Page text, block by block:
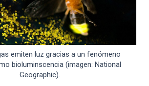
emiten luz gracias a un fenómeno
bioluminscencia (imagen: National
Geographic).